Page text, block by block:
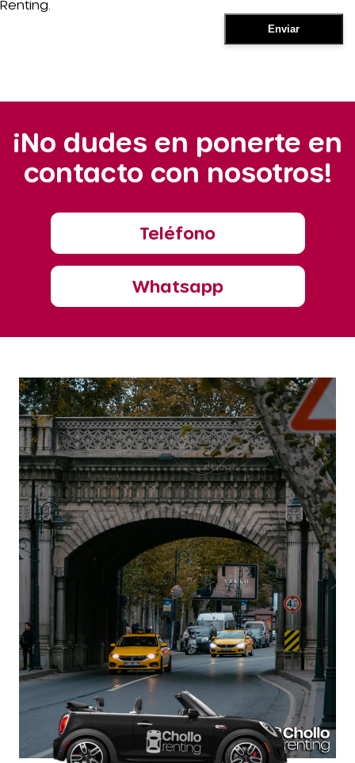
Renting.
¡No dudes en ponerte en
contacto con nosotros!
Teléfono
Whatsapp